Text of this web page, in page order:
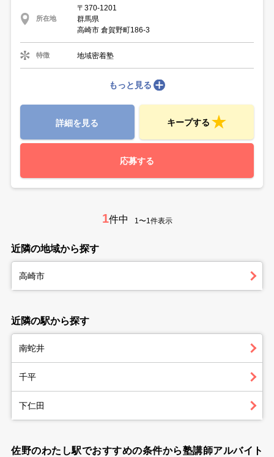
所在地
〒370-1201
群馬県
高崎市 倉賀野町186-3
特徴 地域密着塾
もっと見る
詳細を見る キープする
応募する
1件中 1〜1件表示
近隣の地域から探す
高崎市
近隣の駅から探す
南蛇井
千平
下仁田
佐野のわたし駅でおすすめの条件から塾講師アルバイト